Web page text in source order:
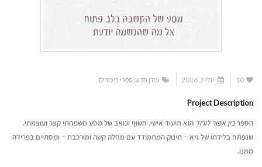
10 יולי 7, 2026 עידן חדש ספרי ביכורים
Project Description
הספרבין אפור לורוד הוא תיעוד אישי, חשוף וכואב של מסע משפחתי קצר ועוצמתי,
שנפתח בלידתו של גיא – תינוק המתמודד עם מחלה קשה ומורכבת – ומסתיים בפרידה
ממנו.